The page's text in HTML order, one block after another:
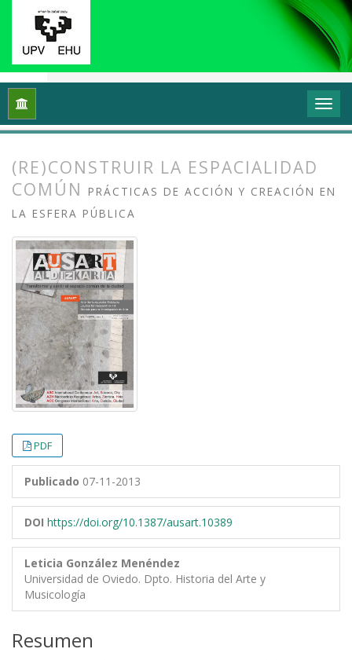
Inicio Vol. 1 Núm. 1-2 (2013): I Congreso
(RE)CONSTRUIR LA ESPACIALIDAD
COMÚN
PRÁCTICAS DE ACCIÓN Y CREACIÓN EN
LA ESFERA PÚBLICA
PDF
Publicado 07-11-2013
DOI https://doi.org/10.1387/ausart.10389
Leticia González Menéndez
Universidad de Oviedo. Dpto. Historia del Arte y
Musicología
Resumen